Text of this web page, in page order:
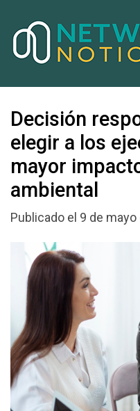
Decisión
elegir a los
mayor
ambiental
Publicado el 9 de